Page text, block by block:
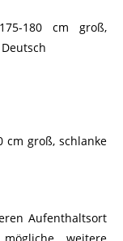
180 cm groß,
cm groß, schlanke
Aufenthaltsort